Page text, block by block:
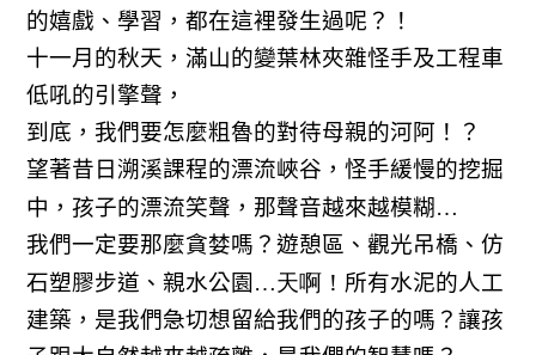
的嬉戲、學習，都在這裡發生過呢？！
十一月的秋天，滿山的變葉林夾雜怪手及工程車
低吼的引擎聲，
到底，我們要怎麼粗魯的對待母親的河阿！？
望著昔日溯溪課程的漂流峽谷，怪手緩慢的挖掘
中，孩子的漂流笑聲，那聲音越來越模糊…
我們一定要那麼貪婪嗎？遊憩區、觀光吊橋、仿
石塑膠步道、親水公園 …天啊！ 所有水泥的人工
建築，是我們急切想留給我們的孩子的嗎？讓孩